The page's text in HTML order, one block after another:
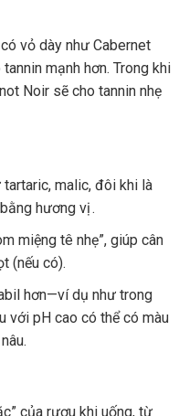
vỏ dày như Cabernet
mạnh hơn. Trong khi
Noir sẽ cho tannin nhẹ
malic, đôi khi là
hương vị .
miệng tê nhẹ”, giúp cân
(nếu có).
hơn—ví dụ như trong
với pH cao có thể có màu
của rượu khi uống, từ